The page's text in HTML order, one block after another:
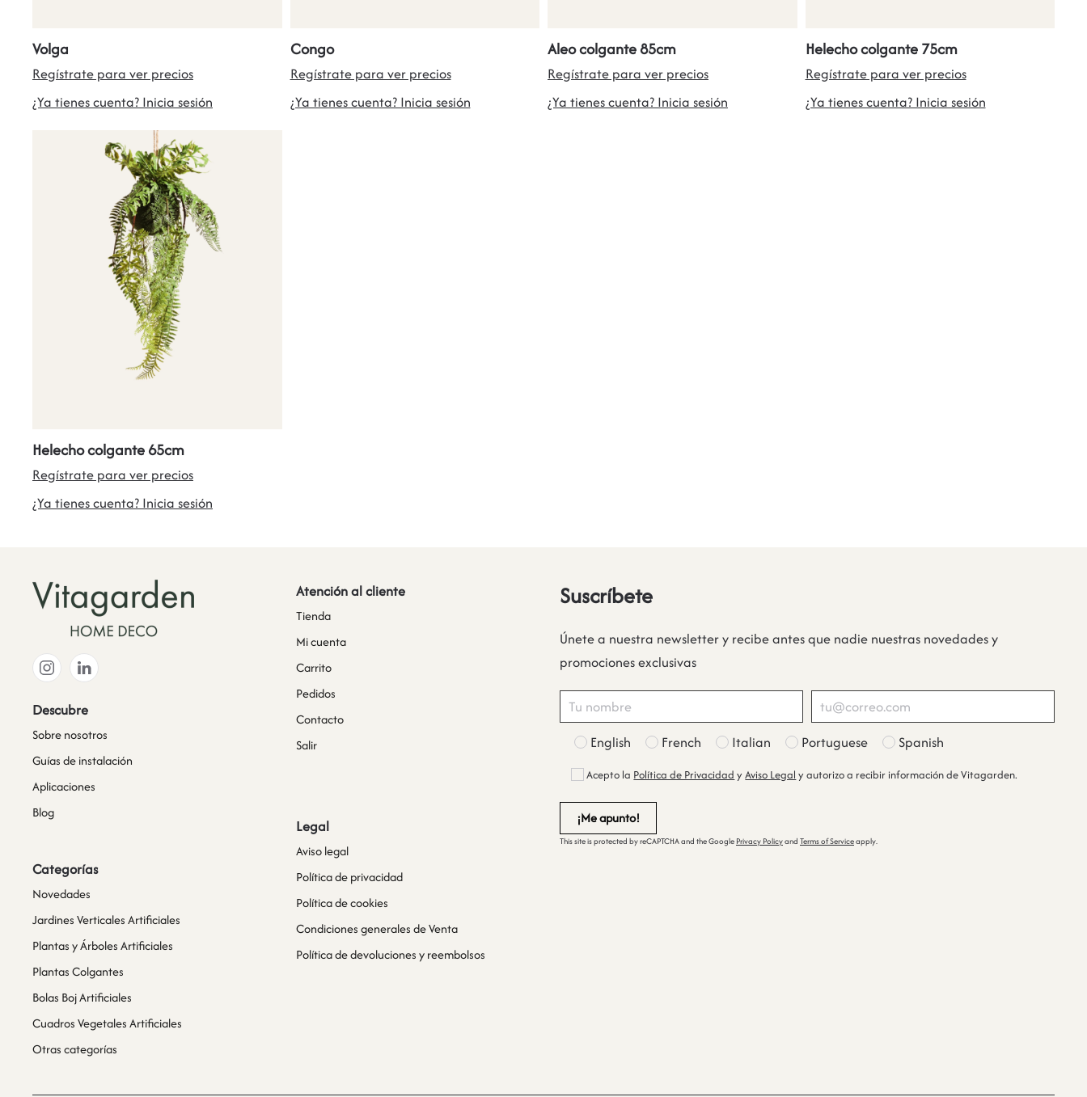
Volga
Regístrate para ver precios
¿Ya tienes cuenta? Inicia sesión
Congo
Regístrate para ver precios
¿Ya tienes cuenta? Inicia sesión
Aleo colgante 85cm
Regístrate para ver precios
¿Ya tienes cuenta? Inicia sesión
Helecho colgante 75cm
Regístrate para ver precios
¿Ya tienes cuenta? Inicia sesión
Helecho colgante 65cm
Regístrate para ver precios
¿Ya tienes cuenta? Inicia sesión
Descubre
Sobre nosotros
Guías de instalación
Aplicaciones
Blog
Categorías
Novedades
Jardines Verticales Artificiales
Plantas y Árboles Artificiales
Plantas Colgantes
Bolas Boj Artificiales
Cuadros Vegetales Artificiales
Otras categorías
Atención al cliente
Tienda
Mi cuenta
Carrito
Pedidos
Contacto
Salir
Legal
Aviso legal
Política de privacidad
Política de cookies
Condiciones generales de Venta
Política de devoluciones y reembolsos
Suscríbete
Únete a nuestra newsletter y recibe antes que nadie nuestras novedades y
promociones exclusivas
English French Italian Portuguese Spanish
Acepto la Política de Privacidad yAviso Legal y autorizo a recibir información de Vitagarden.
This site is protected by reCAPTCHA and the Google Privacy Policyand Terms of Serviceapply.